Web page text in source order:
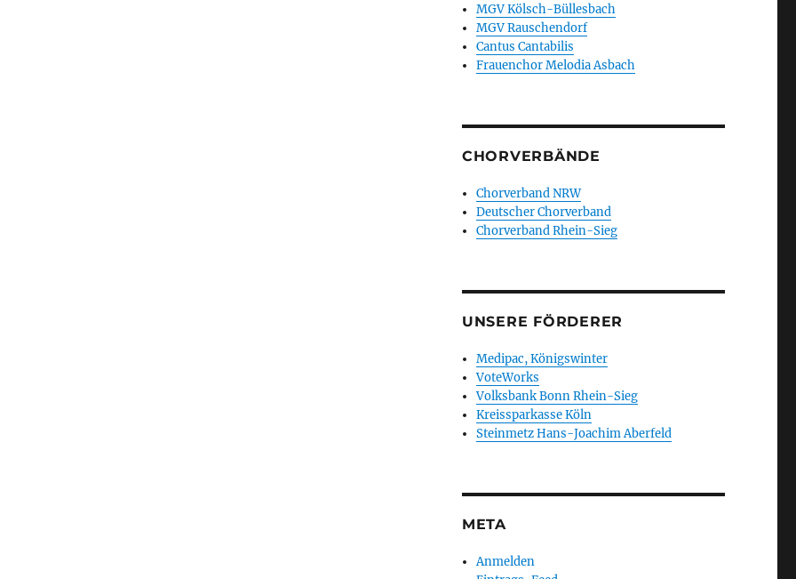
MGV Kölsch-Büllesbach
MGV Rauschendorf
Cantus Cantabilis
Frauenchor Melodia Asbach
CHORVERBÄNDE
Chorverband NRW
Deutscher Chorverband
Chorverband Rhein-Sieg
UNSERE FÖRDERER
Medipac, Königswinter
VoteWorks
Volksbank Bonn Rhein-Sieg
Kreissparkasse Köln
Steinmetz Hans-Joachim Aberfeld
META
Anmelden